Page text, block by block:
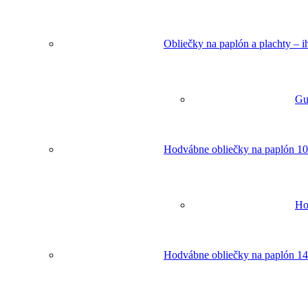
Obliečky na paplón a plachty –
Hodvábne obliečky na paplón
Hodvábne obliečky na paplón